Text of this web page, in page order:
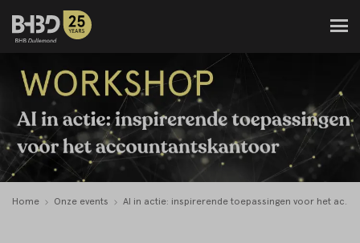
Home Onze events AI in actie: inspirerende toepassingen voor het accountantskantoor